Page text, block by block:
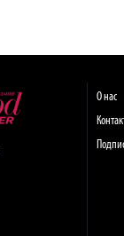
О нас